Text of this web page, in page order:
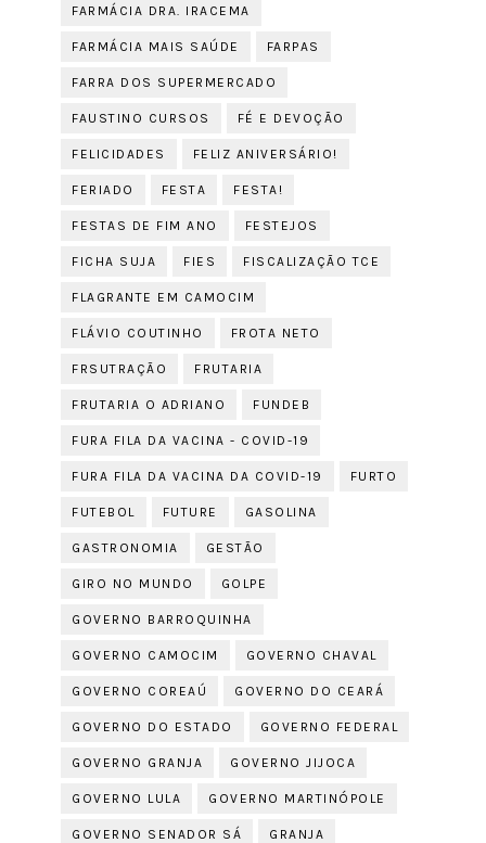
FARMÁCIA DRA. IRACEMA
FARMÁCIA MAIS SAÚDE FARPAS
FARRA DOS SUPERMERCADO
FAUSTINO CURSOS FÉ E DEVOÇÃO
FELICIDADES FELIZ ANIVERSÁRIO!
FERIADO FESTA FESTA!
FESTAS DE FIM ANO FESTEJOS
FICHA SUJA FIES FISCALIZAÇÃO TCE
FLAGRANTE EM CAMOCIM
FLÁVIO COUTINHO FROTA NETO
FRSUTRAÇÃO FRUTARIA
FRUTARIA O ADRIANO FUNDEB
FURA FILA DA VACINA - COVID-19
FURA FILA DA VACINA DA COVID-19 FURTO
FUTEBOL FUTURE GASOLINA
GASTRONOMIA GESTÃO
GIRO NO MUNDO GOLPE
GOVERNO BARROQUINHA
GOVERNO CAMOCIM GOVERNO CHAVAL
GOVERNO COREAÚ GOVERNO DO CEARÁ
GOVERNO DO ESTADO GOVERNO FEDERAL
GOVERNO GRANJA GOVERNO JIJOCA
GOVERNO LULA GOVERNO MARTINÓPOLE
GOVERNO SENADOR SÁ GRANJA